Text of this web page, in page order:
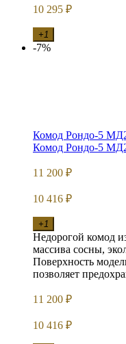
10 295 ₽
+1
-7%
Комод Рондо-5
Комод Рондо-5
11 200 ₽
10 416 ₽
+1
Недорогой комод
массива сосны,
Поверхность
позволяет
11 200 ₽
10 416 ₽